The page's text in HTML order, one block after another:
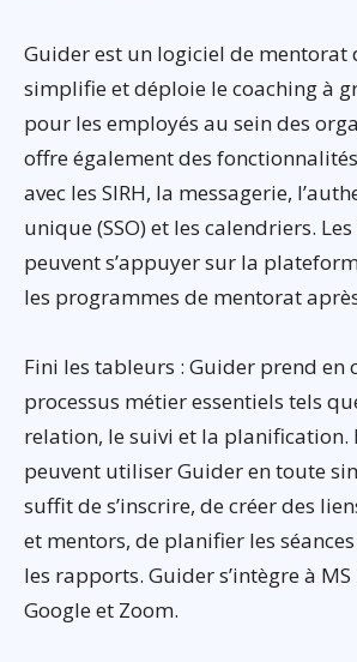
Guider est un logiciel de mentorat
simplifie et déploie le coaching à
pour les employés au sein des
offre également des
avec les SIRH, la messagerie,
unique (SSO) et les calendriers.
peuvent s’appuyer sur la
les programmes de mentorat
Fini les tableurs : Guider prend en
processus métier essentiels tels
relation, le suivi et la planification.
peuvent utiliser Guider en toute
suffit de s’inscrire, de créer des
et mentors, de planifier les
les rapports. Guider s’intègre à
Google et Zoom.